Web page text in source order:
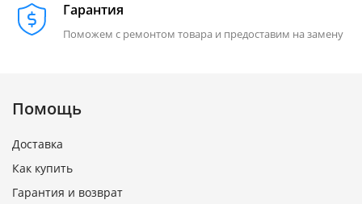
Гарантия
Поможем с ремонтом товара и предоставим на замену
Помощь
Доставка
Как купить
Гарантия и возврат